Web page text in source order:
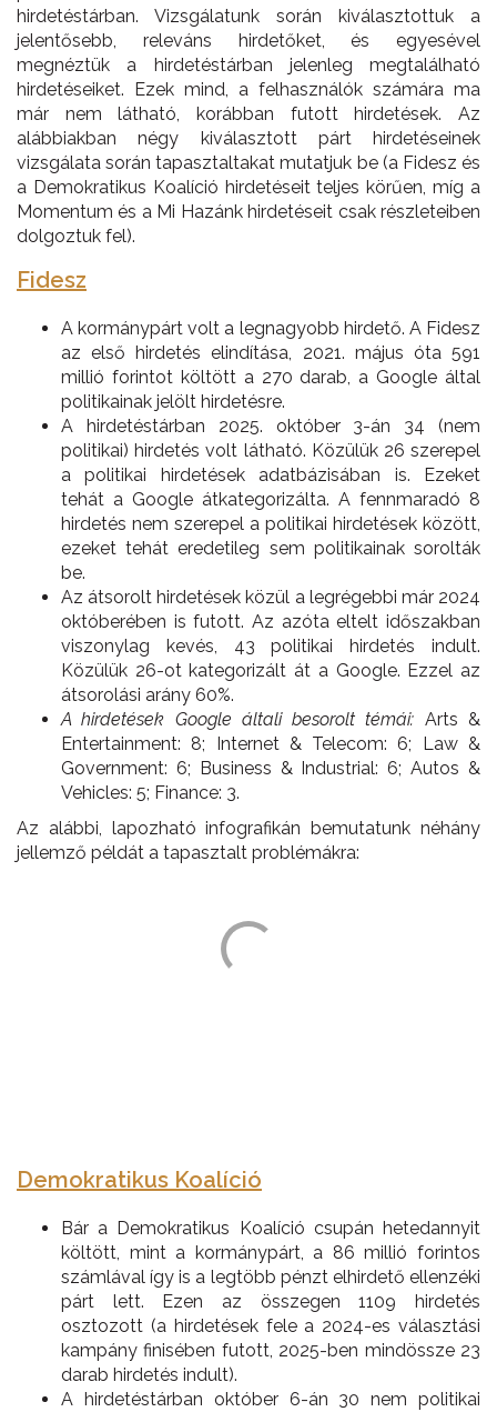
hirdetéstárban. Vizsgálatunk során kiválasztottuk a
jelentősebb, releváns hirdetőket, és egyesével
megnéztük a hirdetéstárban jelenleg megtalálható
hirdetéseiket. Ezek mind, a felhasználók számára ma
már nem látható, korábban futott hirdetések. Az
alábbiakban négy kiválasztott párt hirdetéseinek
vizsgálata során tapasztaltakat mutatjuk be (a Fidesz és
a Demokratikus Koalíció hirdetéseit teljes körűen, míg a
Momentum és a Mi Hazánk hirdetéseit csak részleteiben
dolgoztuk fel).
Fidesz
A kormánypárt volt a legnagyobb hirdető. A Fidesz
az első hirdetés elindítása, 2021. május óta 591
millió forintot költött a 270 darab, a Google által
politikainak jelölt hirdetésre.
A hirdetéstárban 2025. október 3-án 34 (nem
politikai) hirdetés volt látható. Közülük 26 szerepel
a politikai hirdetések adatbázisában is. Ezeket
tehát a Google átkategorizálta. A fennmaradó 8
hirdetés nem szerepel a politikai hirdetések között,
ezeket tehát eredetileg sem politikainak sorolták
be.
Az átsorolt hirdetések közül a legrégebbi már 2024
októberében is futott. Az azóta eltelt időszakban
viszonylag kevés, 43 politikai hirdetés indult.
Közülük 26-ot kategorizált át a Google. Ezzel az
átsorolási arány 60%.
A hirdetések Google általi besorolt témái: Arts &
Entertainment: 8; Internet & Telecom: 6; Law &
Government: 6; Business & Industrial: 6; Autos &
Vehicles: 5; Finance: 3.
Az alábbi, lapozható infografikán bemutatunk néhány
jellemző példát a tapasztalt problémákra:
Demokratikus Koalíció
Bár a Demokratikus Koalíció csupán hetedannyit
költött, mint a kormánypárt, a 86 millió forintos
számlával így is a legtöbb pénzt elhirdető ellenzéki
párt lett. Ezen az összegen 1109 hirdetés
osztozott (a hirdetések fele a 2024-es választási
kampány finisében futott, 2025-ben mindössze 23
darab hirdetés indult).
A hirdetéstárban október 6-án 30 nem politikai